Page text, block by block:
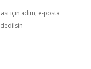
için adım, e-posta